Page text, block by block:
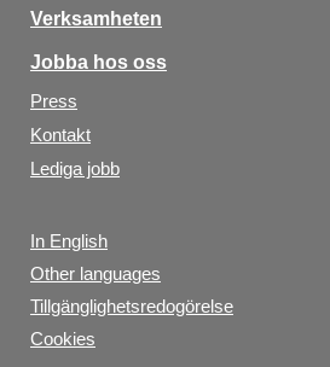
Verksamheten
Jobba hos oss
Press
Kontakt
Lediga jobb
In English
Other languages
Tillgänglighetsredogörelse
Cookies